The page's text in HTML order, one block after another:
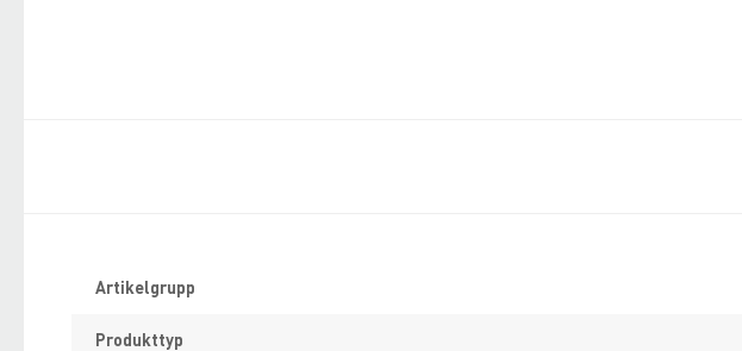
Artikelgrupp
Produkttyp